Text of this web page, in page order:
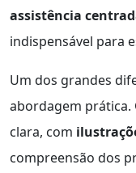
assistência
indispensável para
Um dos grandes
abordagem prática.
clara, com
compreensão dos